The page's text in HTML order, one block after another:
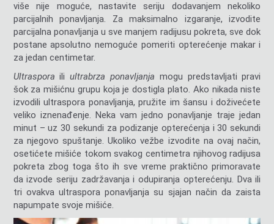
više nije moguće, nastavite seriju dodavanjem nekoliko
parcijalnih ponavljanja. Za maksimalno izgaranje, izvodite
parcijalna ponavljanja u sve manjem radijusu pokreta, sve dok
postane apsolutno nemoguće pomeriti opterećenje makar i
za jedan centimetar.
Ultraspora iliultrabrza ponavljanja mogu predstavljati pravi
šok za mišićnu grupu koja je dostigla plato. Ako nikada niste
izvodili ultraspora ponavljanja, pružite im šansu i doživećete
veliko iznenađenje. Neka vam jedno ponavljanje traje jedan
minut – uz 30 sekundi za podizanje opterećenja i 30 sekundi
za njegovo spuštanje. Ukoliko vežbe izvodite na ovaj način,
osetićete mišiće tokom svakog centimetra njihovog radijusa
pokreta zbog toga što ih sve vreme praktično primoravate
da izvode seriju zadržavanja i odupiranja opterećenju. Dva ili
tri ovakva ultraspora ponavljanja su sjajan način da zaista
napumpate svoje mišiće.